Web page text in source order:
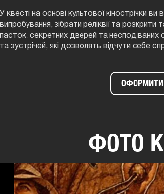
У квесті на основі культової кінострічки
випробування, зібрати реліквії та
пасток, секретних дверей та несподіваних
та зустрічей, які дозволять відчути себе
ОФОРМИТИ
ФОТО